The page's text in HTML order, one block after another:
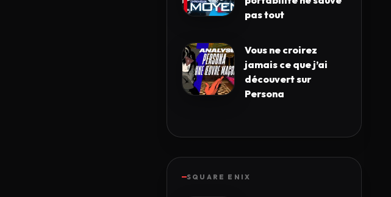
pas tout
Vous ne croirez
jamais ce que j’ai
découvert sur
Persona
SQUARE ENIX